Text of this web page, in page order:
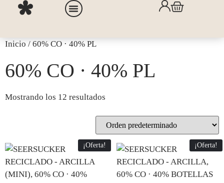
Inicio / 60% CO · 40% PL
60% CO · 40% PL
Mostrando los 12 resultados
¡Oferta! ¡Oferta!